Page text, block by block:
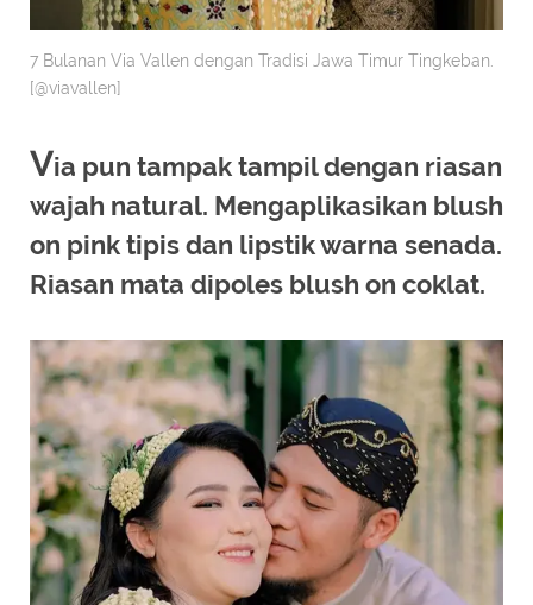
7 Bulanan Via Vallen dengan Tradisi Jawa Timur Tingkeban.
[@viavallen]
Via pun tampak tampil dengan riasan
wajah natural. Mengaplikasikan blush
on pink tipis dan lipstik warna senada.
Riasan mata dipoles blush on coklat.